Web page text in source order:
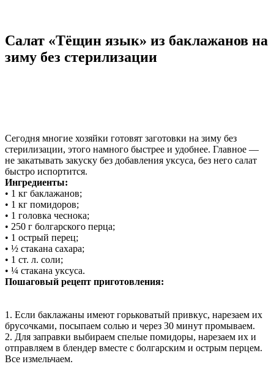
Салат «Тёщин язык» из баклажанов на
зиму без стерилизации
Сегодня многие хозяйки готовят заготовки на зиму без
стерилизации, этого намного быстрее и удобнее. Главное —
не закатывать закуску без добавления уксуса, без него салат
быстро испортится.
Ингредиенты:
• 1 кг баклажанов;
• 1 кг помидоров;
• 1 головка чеснока;
• 250 г болгарского перца;
• 1 острый перец;
• ½ стакана сахара;
• 1 ст. л. соли;
• ¼ стакана уксуса.
Пошаговый рецепт приготовления:
1. Если баклажаны имеют горьковатый привкус, нарезаем их
брусочками, посыпаем солью и через 30 минут промываем.
2. Для заправки выбираем спелые помидоры, нарезаем их и
отправляем в блендер вместе с болгарским и острым перцем.
Все измельчаем.